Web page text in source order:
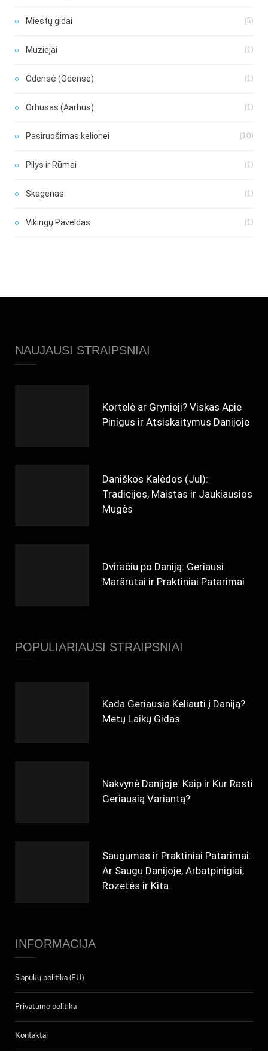
Miestų gidai (5)
Muziejai (1)
Odensė (Odense) (1)
Orhusas (Aarhus) (1)
Pasiruošimas kelionei (10)
Pilys ir Rūmai (1)
Skagenas (1)
Vikingų Paveldas (1)
NAUJAUSI STRAIPSNIAI
Kortelė ar Grynieji? Viskas Apie
Pinigus ir Atsiskaitymus Danijoje
Daniškos Kalėdos (Jul):
Tradicijos, Maistas ir Jaukiausios
Mugės
Dviračiu po Daniją: Geriausi
Maršrutai ir Praktiniai Patarimai
POPULIARIAUSI STRAIPSNIAI
Kada Geriausia Keliauti į Daniją?
Metų Laikų Gidas
Nakvynė Danijoje: Kaip ir Kur Rasti
Geriausią Variantą?
Saugumas ir Praktiniai Patarimai:
Ar Saugu Danijoje, Arbatpinigiai,
Rozetės ir Kita
INFORMACIJA
Slapukų politika (EU)
Privatumo politika
Kontaktai